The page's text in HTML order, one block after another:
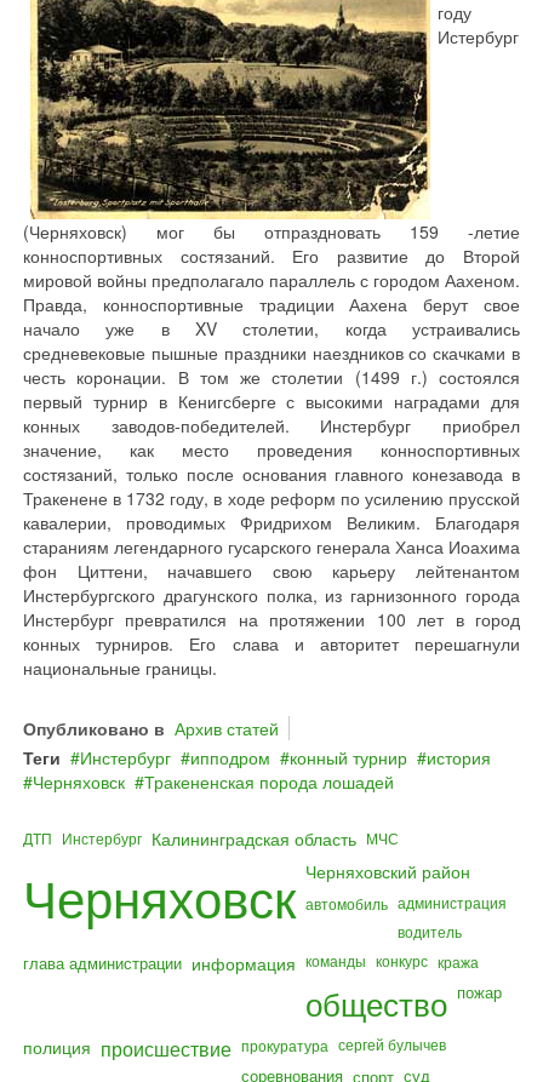
году
Истербург
(Черняховск) мог бы отпраздновать 159 -летие
конноспортивных состязаний. Его развитие до Второй
мировой войны предполагало параллель с городом Аахеном.
Правда, конноспортивные традиции Аахена берут свое
начало уже в XV столетии, когда устраивались
средневековые пышные праздники наездников со скачками в
честь коронации. В том же столетии (1499 г.) состоялся
первый турнир в Кенигсберге с высокими наградами для
конных заводов-победителей. Инстербург приобрел
значение, как место проведения конноспортивных
состязаний, только после основания главного конезавода в
Тракенене в 1732 году, в ходе реформ по усилению прусской
кавалерии, проводимых Фридрихом Великим. Благодаря
стараниям легендарного гусарского генерала Ханса Иоахима
фон Циттени, начавшего свою карьеру лейтенантом
Инстербургского драгунского полка, из гарнизонного города
Инстербург превратился на протяжении 100 лет в город
конных турниров. Его слава и авторитет перешагнули
национальные границы.
Опубликовано в Архив статей
Теги
Инстербург ипподром конный турнир
история
Черняховск
Тракененская порода лошадей
ДТП Инстербург Калининградская область МЧС
Черняховск Черняховский район
автомобиль администрация
водитель
глава администрации информация команды конкурс кража
общество пожар
полиция происшествие прокуратура сергей булычев
соревнования спорт суд